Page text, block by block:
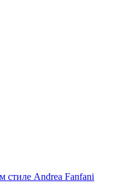
стиле Andrea Fanfani